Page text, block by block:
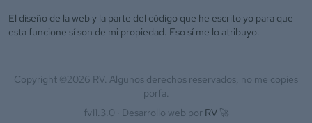
El diseño de la web y la parte del código que he escrito yo para que
esta funcione sí son de mi propiedad. Eso sí me lo atribuyo.
Copyright ©2026 RV. Algunos derechos reservados, no me copies
porfa.
fv11.3.0 · Desarrollo web por RV 🚀